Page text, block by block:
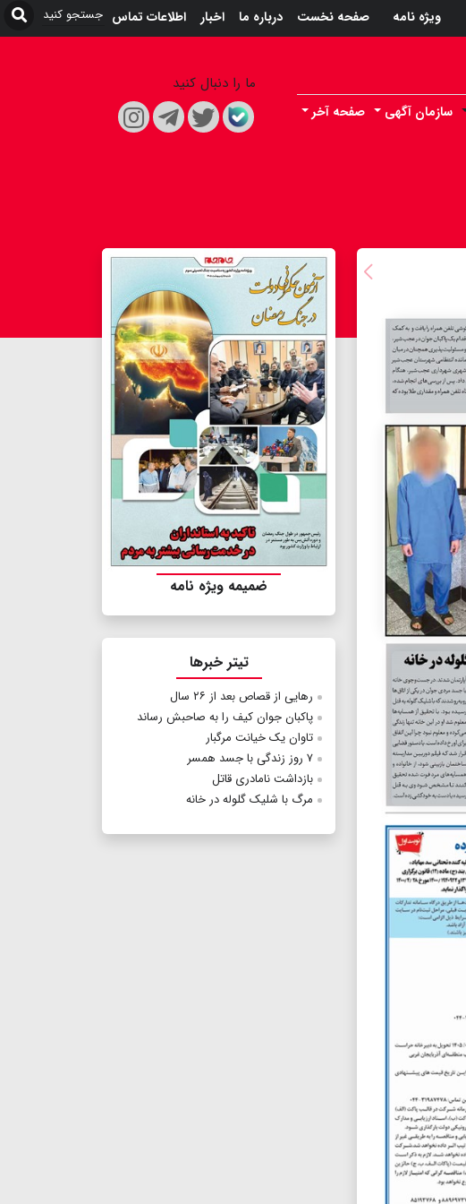
ویژه نامه صفحه نخست درباره ما اخبار اطلاعات تماس
سازمان آگهی صفحه آخر
ما را دنبال کنید
ضمیمه ویژه نامه
تیتر خبرها
رهایی از قصاص بعد از ۲۶ سال
پاکبان جوان کیف‌ را به صاحبش رساند
تاوان یک خیانت مرگبار
۷ روز زندگی با جسد همسر
بازداشت نامادری قاتل
مرگ با شلیک گلوله در خانه